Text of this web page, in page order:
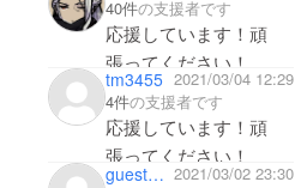
40件の支援者です
応援しています！頑
張ってください！
tm3455 2021/03/04 12:29
4件の支援者です
応援しています！頑
張ってください！
guest611565b444 2021/03/02 23:30